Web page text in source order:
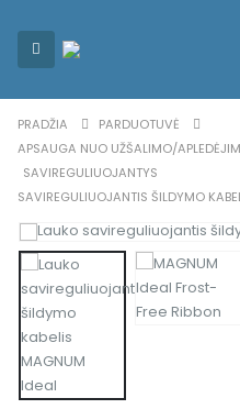
PRADŽIA
PARDUOTUVĖ
APSAUGA NUO UŽŠALIMO/
SAVIREGULIUOJANTYS
SAVIREGULIUOJANTIS ŠILDYMO